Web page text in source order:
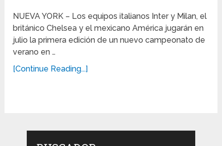
NUEVA YORK – Los equipos italianos Inter y Milan, el
británico Chelsea y el mexicano América jugarán en
julio la primera edición de un nuevo campeonato de
verano en …
[Continue Reading...]